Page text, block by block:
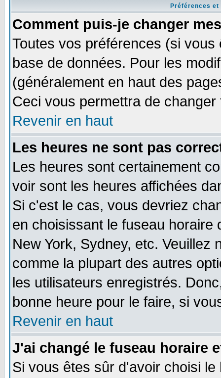
Préférences
Comment puis-je changer
Toutes vos préférences (si
base de données. Pour les
(généralement en haut des
Ceci vous permettra de
Revenir en haut
Les heures ne sont pas
Les heures sont certainement
voir sont les heures affichées
Si c'est le cas, vous devriez
en choisissant le fuseau
New York, Sydney, etc. Veuillez
comme la plupart des autres
les utilisateurs enregistrés.
bonne heure pour le faire, si
Revenir en haut
J'ai changé le fuseau horaire
Si vous êtes sûr d'avoir choisi